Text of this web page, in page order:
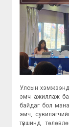
Улсын
эмч ажиллаж
байдаг бол
эмч,
түвшинд